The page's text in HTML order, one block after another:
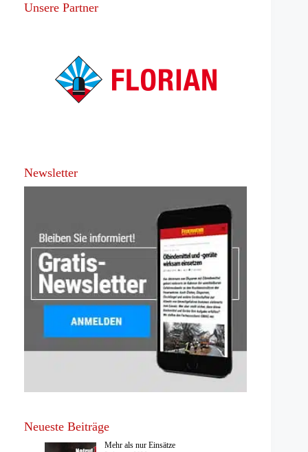
Unsere Partner
Newsletter
Neueste Beiträge
Mehr als nur Einsätze